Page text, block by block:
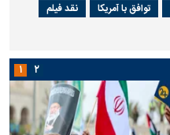
توافق با آمریکا
نقد فیلم
۱ ۲